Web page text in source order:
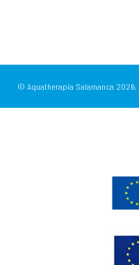
© Aquatherapia Salamanca 2026.